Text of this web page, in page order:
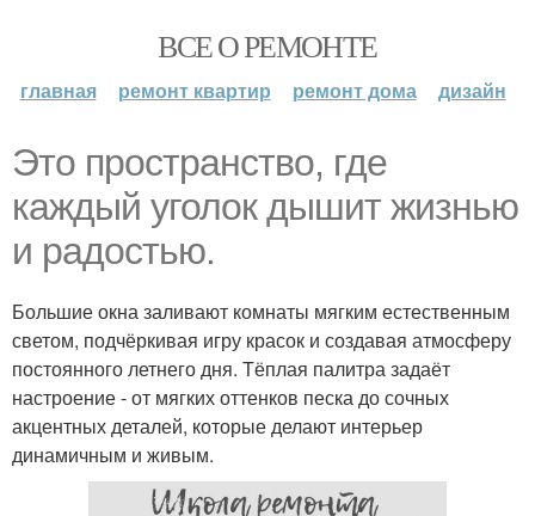
ВСЕ О РЕМОНТЕ
главная ремонт квартир ремонт дома дизайн
Это пространство, где
каждый уголок дышит жизнью
и радостью.
Большие окна заливают комнаты мягким естественным
светом, подчёркивая игру красок и создавая атмосферу
постоянного летнего дня. Тёплая палитра задаёт
настроение - от мягких оттенков песка до сочных
акцентных деталей, которые делают интерьер
динамичным и живым.